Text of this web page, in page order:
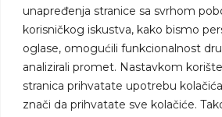
unapređenja stranice sa svrhom
korisničkog iskustva, kako bismo
oglase, omogućili funkcionalnost
analizirali promet. Nastavkom
stranica prihvatate upotrebu
znači da prihvatate sve kolačiće.
Marketing usluge
Tražimo saradnike
Kontakt
Kontakt